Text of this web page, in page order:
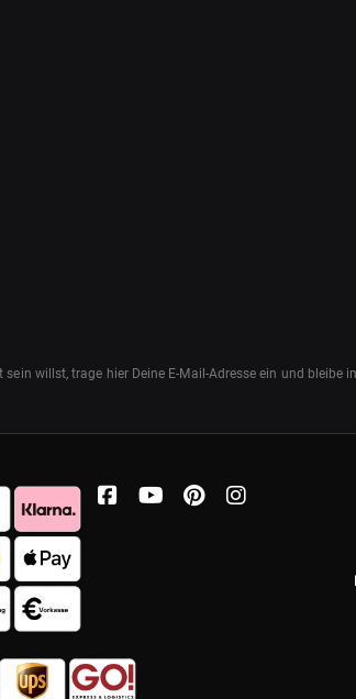
willst, trage hier Deine E-Mail-Adresse ein und bleibe